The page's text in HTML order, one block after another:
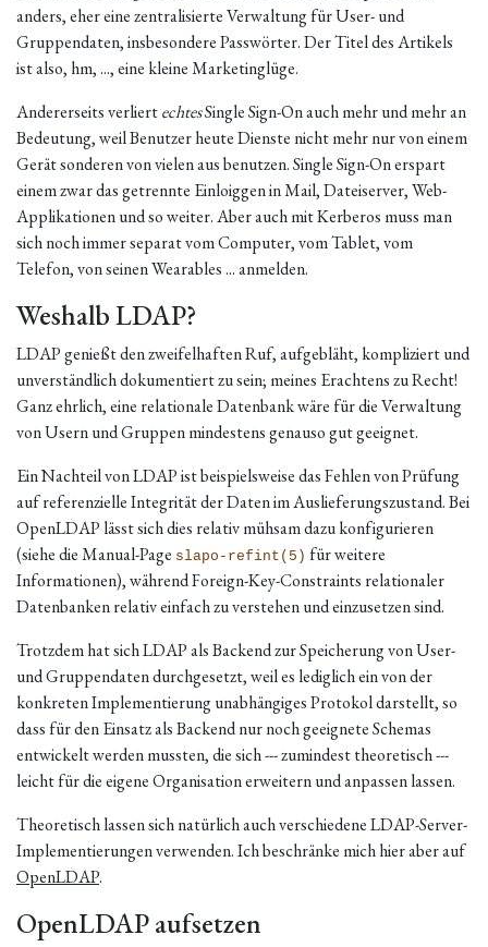
anders, eher eine zentralisierte Verwaltung für User- und
Gruppendaten, insbesondere Passwörter. Der Titel des Artikels
ist also, hm, ..., eine kleine Marketinglüge.
Andererseits verliertechtesSingle Sign-On auch mehr und mehr an
Bedeutung, weil Benutzer heute Dienste nicht mehr nur von einem
Gerät sonderen von vielen aus benutzen. Single Sign-On erspart
einem zwar das getrennte Einloiggen in Mail, Dateiserver, Web-
Applikationen und so weiter. Aber auch mit Kerberos muss man
sich noch immer separat vom Computer, vom Tablet, vom
Telefon, von seinen Wearables ... anmelden.
Weshalb LDAP?
LDAP genießt den zweifelhaften Ruf, aufgebläht, kompliziert und
unverständlich dokumentiert zu sein; meines Erachtens zu Recht!
Ganz ehrlich, eine relationale Datenbank wäre für die Verwaltung
von Usern und Gruppen mindestens genauso gut geeignet.
Ein Nachteil von LDAP ist beispielsweise das Fehlen von Prüfung
auf referenzielle Integrität der Daten im Auslieferungszustand. Bei
OpenLDAP lässt sich dies relativ mühsam dazu konfigurieren
(siehe die Manual-Page slapo-refint(5) für weitere
Informationen), während Foreign-Key-Constraints relationaler
Datenbanken relativ einfach zu verstehen und einzusetzen sind.
Trotzdem hat sich LDAP als Backend zur Speicherung von User-
und Gruppendaten durchgesetzt, weil es lediglich ein von der
konkreten Implementierung unabhängiges Protokol darstellt, so
dass für den Einsatz als Backend nur noch geeignete Schemas
entwickelt werden mussten, die sich --- zumindest theoretisch ---
leicht für die eigene Organisation erweitern und anpassen lassen.
Theoretisch lassen sich natürlich auch verschiedene LDAP-Server-
Implementierungen verwenden. Ich beschränke mich hier aber auf
OpenLDAP.
OpenLDAP aufsetzen